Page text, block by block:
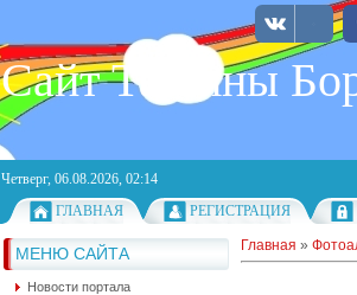
Сайт Татьяны
Четверг, 06.08.2026, 02:14
ГЛАВНАЯ
РЕГИСТРАЦИЯ
МЕНЮ САЙТА
Новости портала
Главная »